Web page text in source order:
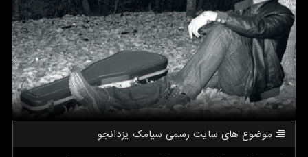
موضوع های سایت رسمی سیامك یزدانجو